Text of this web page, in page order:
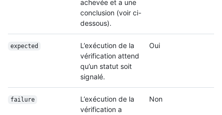
achevée et a une
conclusion (voir ci-
dessous).
expected
L’exécution de la
vérification attend
qu’un statut soit
signalé.
Oui
failure
L’exécution de la
vérification a
Non